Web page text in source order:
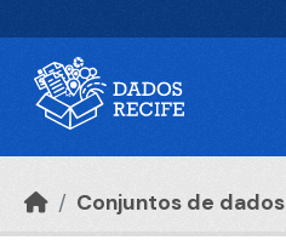
Conjuntos de dados